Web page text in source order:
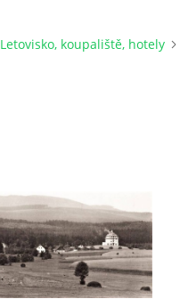
Letovisko, koupaliště, hotely